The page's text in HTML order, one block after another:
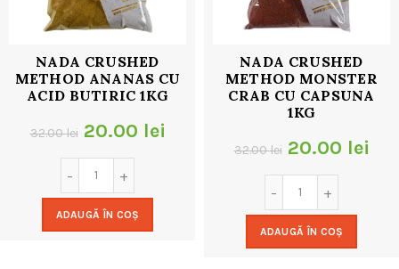
NADA CRUSHED
METHOD ANANAS CU
ACID BUTIRIC 1KG
32.00lei Prețul
inițial
a
fost:
20.00 lei
ADAUGĂ ÎN COȘ
NADA CRUSHED
METHOD MONSTER
CRAB CU CAPSUNA
1KG
32.00lei Prețul
inițial
a
fost:
20.00 lei
ADAUGĂ ÎN COȘ